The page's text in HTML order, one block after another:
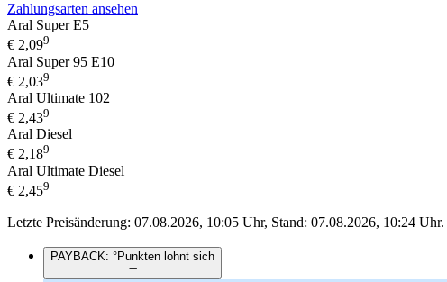
Zahlungsarten ansehen
Aral Super E5
€ 2,099
Aral Super 95 E10
€ 2,039
Aral Ultimate 102
€ 2,439
Aral Diesel
€ 2,189
Aral Ultimate Diesel
€ 2,459
Letzte Preisänderung: 07.08.2026, 10:05 Uhr, Stand: 07.08.2026, 10:24 Uhr.
PAYBACK: °Punkten lohnt sich